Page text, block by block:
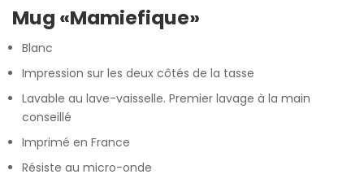
based
on
ratings
Mug «Mamiefique»
Blanc
Impression sur les deux côtés de la tasse
Lavable au lave-vaisselle. Premier lavage à la main
conseillé
Imprimé en France
Résiste au micro-onde